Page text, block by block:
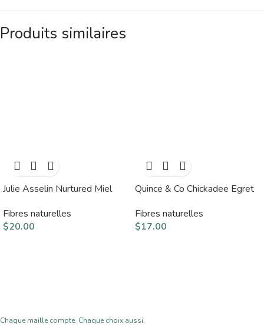
Produits similaires
Julie Asselin Nurtured Miel
Fibres naturelles
$20.00
Quince & Co Chickadee Egret
Fibres naturelles
$17.00
Chaque maille compte. Chaque choix aussi.